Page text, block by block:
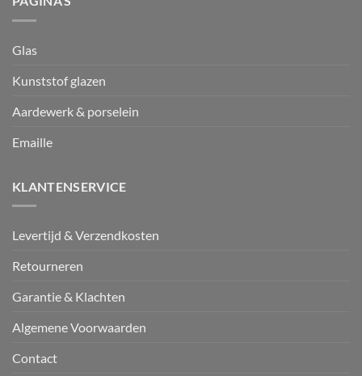
Glas
Kunststof glazen
Aardewerk & porselein
Emaille
KLANTENSERVICE
Levertijd & Verzendkosten
Retourneren
Garantie & Klachten
Algemene Voorwaarden
Contact